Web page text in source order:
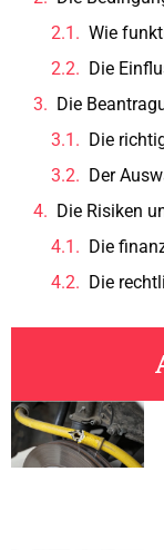
Wie
Die
Die
Die
Der
Die Risiken
Die
Die